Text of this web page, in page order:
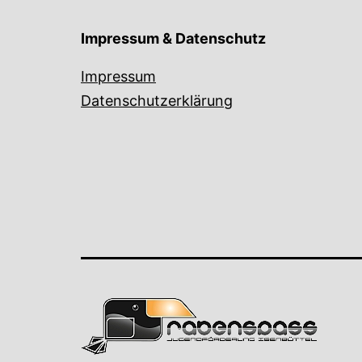
Impressum & Datenschutz
Impressum
Datenschutzerklärung